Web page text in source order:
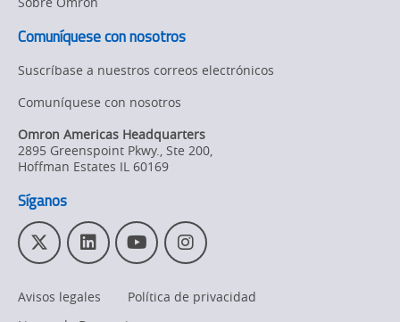
Comuníquese con nosotros
Suscríbase a nuestros correos electrónicos
Comuníquese con nosotros
Omron Americas Headquarters
2895 Greenspoint Pkwy., Ste 200
Hoffman Estates IL 60169
Síganos
T
w
t
L
i
k
Y
o
T
I
n
t
Avisos legales
Política de privacidad